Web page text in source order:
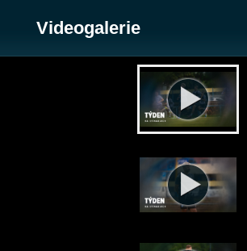
Zobrazit galerii
Videogalerie